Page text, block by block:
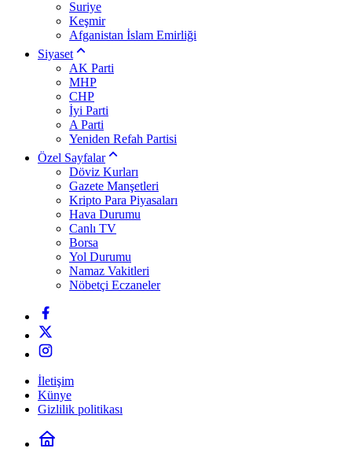
Suriye
Keşmir
Afganistan İslam Emirliği
Siyaset
AK Parti
MHP
CHP
İyi Parti
A Parti
Yeniden Refah Partisi
Özel Sayfalar
Döviz Kurları
Gazete Manşetleri
Kripto Para Piyasaları
Hava Durumu
Canlı TV
Borsa
Yol Durumu
Namaz Vakitleri
Nöbetçi Eczaneler
İletişim
Künye
Gizlilik politikası